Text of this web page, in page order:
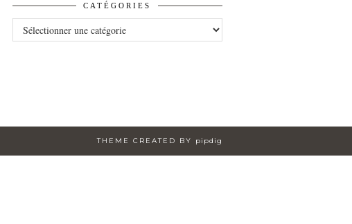
CATÉGORIES
THEME CREATED BY pipdig